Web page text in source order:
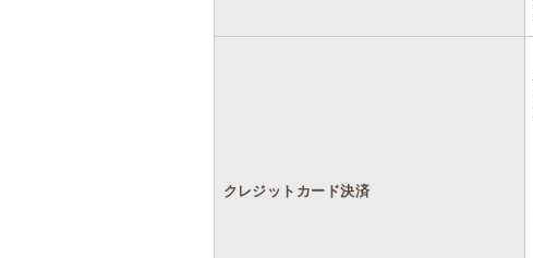
クレジットカード決済